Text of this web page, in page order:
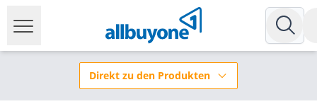
Direkt zu den Produkten